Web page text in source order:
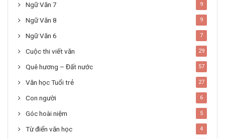
Ngữ Văn 7 9
Ngữ Văn 8 9
Ngữ Văn 6 7
Cuộc thi viết văn 29
Quê hương – Đất nước 57
Văn học Tuổi trẻ 27
Con người 6
Góc hoài niệm 5
Từ điển văn học 4